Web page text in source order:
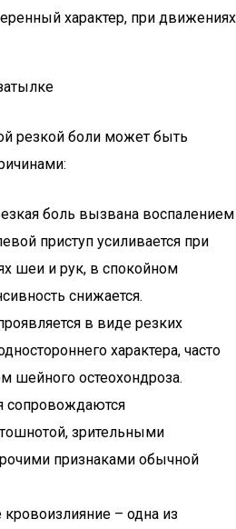
характер, при движениях
резкой боли может быть
боль вызвана воспалением
приступ усиливается при
шеи и рук, в спокойном
снижается.
в виде резких
характера, часто
шейного остеохондроза.
зрительными
признаками обычной
– одна из